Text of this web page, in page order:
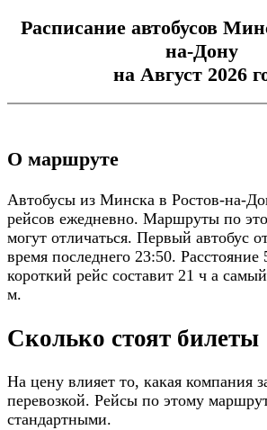
Расписание автобусов
на-Дону
на Август 2026
О маршруте
Автобусы из Минска в Ростов-на-
рейсов ежедневно. Маршруты по
могут отличаться. Первый автобус
время последнего 23:50.
короткий рейс составит 21 ч а
м.
Сколько стоят билеты
На цену влияет то, какая компания
перевозкой. Рейсы по этому
стандартными.